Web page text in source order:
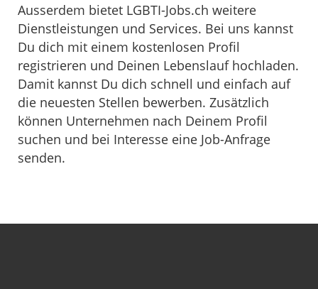
Ausserdem bietet LGBTI-Jobs.ch weitere
Dienstleistungen und Services. Bei uns kannst
Du dich mit einem kostenlosen Profil
registrieren und Deinen Lebenslauf hochladen.
Damit kannst Du dich schnell und einfach auf
die neuesten Stellen bewerben. Zusätzlich
können Unternehmen nach Deinem Profil
suchen und bei Interesse eine Job-Anfrage
senden.